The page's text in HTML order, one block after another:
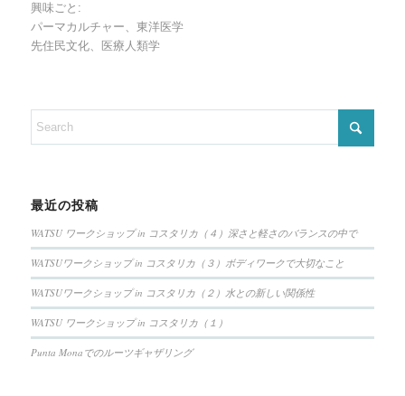
興味ごと:
パーマカルチャー、東洋医学
先住民文化、医療人類学
最近の投稿
WATSU ワークショップ in コスタリカ（４）深さと軽さのバランスの中で
WATSUワークショップ in コスタリカ（３）ボディワークで大切なこと
WATSUワークショップ in コスタリカ（２）水との新しい関係性
WATSU ワークショップ in コスタリカ（１）
Punta Monaでのルーツギャザリング